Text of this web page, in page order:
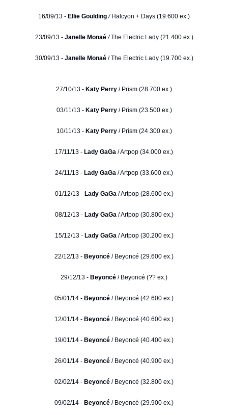
16/09/13 - Ellie Goulding /Halcyon + Days (19.600 ex.)
23/09/13 - Janelle Monaé /The Electric Lady (21.400 ex.)
30/09/13 - Janelle Monaé/ The Electric Lady (19.700 ex.)
27/10/13 - Katy Perry / Prism (28.700 ex.)
03/11/13 - Katy Perry/ Prism (23.500 ex.)
10/11/13 - Katy Perry/ Prism (24.300 ex.)
17/11/13 - Lady GaGa / Artpop (34.000 ex.)
24/11/13 - Lady GaGa / Artpop (33.600 ex.)
01/12/13 - Lady GaGa/ Artpop (28.600 ex.)
08/12/13 - Lady GaGa/ Artpop (30.800 ex.)
15/12/13 - Lady GaGa/ Artpop (30.200 ex.)
22/12/13 - Beyoncé / Beyoncé (29.600 ex.)
29/12/13 - Beyoncé / Beyoncé (?? ex.)
05/01/14 - Beyoncé / Beyoncé (42.600 ex.)
12/01/14 - Beyoncé / Beyoncé (40.600 ex.)
19/01/14 - Beyoncé / Beyoncé (40.400 ex.)
26/01/14 - Beyoncé / Beyoncé (40.900 ex.)
02/02/14 - Beyoncé / Beyoncé (32.800 ex.)
09/02/14 - Beyoncé / Beyoncé (29.900 ex.)